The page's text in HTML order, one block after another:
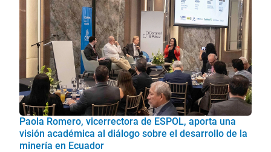
Paola Romero, vicerrectora de ESPOL, aporta una
visión académica al diálogo sobre el desarrollo de la
minería en Ecuador